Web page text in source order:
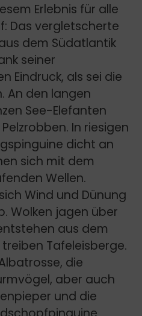
Erlebnis für alle
Das vergletscherte
dem Südatlantik
seiner
Eindruck, als sei die
An den langen
See-Elefanten
In riesigen
dicht an
sich mit dem
Wellen.
Wind und Dünung
Wolken jagen über
aus dem
Tafeleisberge.
die
aber auch
und die